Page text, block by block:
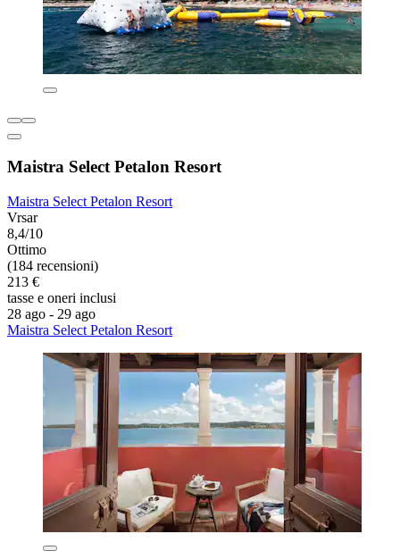
Maistra Select Petalon Resort
Maistra Select Petalon Resort
Vrsar
8,4/10
Ottimo
(184 recensioni)
213 €
tasse e oneri inclusi
28 ago - 29 ago
Maistra Select Petalon Resort